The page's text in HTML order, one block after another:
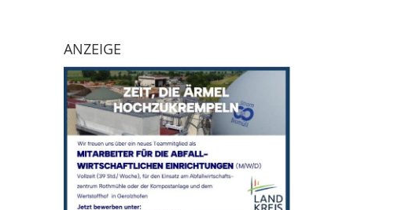
ANZEIGE